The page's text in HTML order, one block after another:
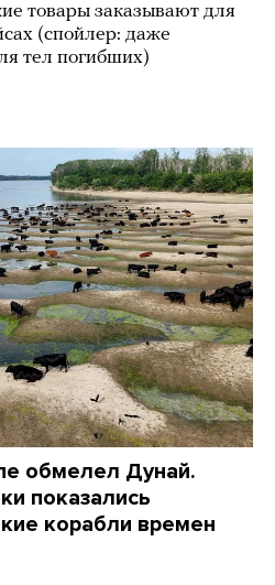
товары заказывают для
(спойлер: даже
тел погибших)
обмелел Дунай.
показались
корабли времен